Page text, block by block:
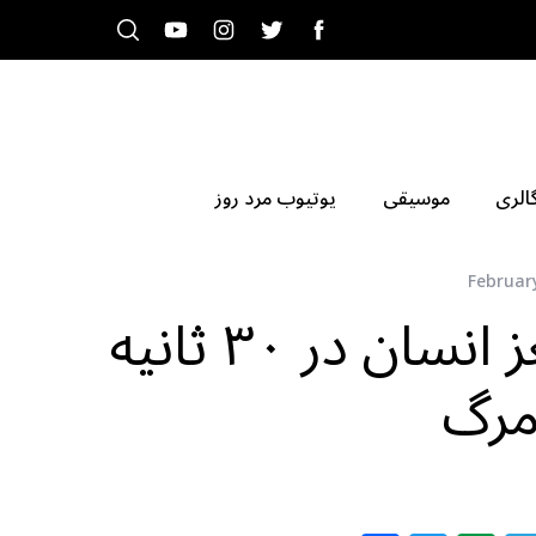
موسیقی یوتیوب مرد روز
ضبط کامل فعالیت مغز انسان در ۳۰ ثانیه